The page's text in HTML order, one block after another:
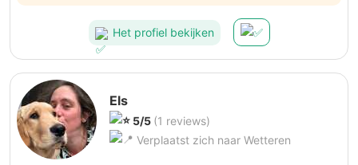
honden. Aanrader!
Het profiel bekijken
Els
5/5 (1 reviews)
Verplaatst zich naar Wetteren